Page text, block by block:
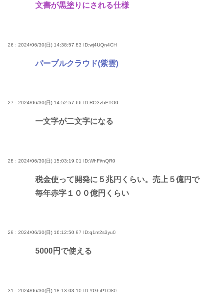
文書が黒塗りにされる仕様
26 : 2024/06/30(日) 14:38:57.83 ID:wj4UQn4CH
パープルクラウド(紫雲)
27 : 2024/06/30(日) 14:52:57.66 ID:RO3zhETO0
一文字が二文字になる
28 : 2024/06/30(日) 15:03:19.01 ID:WhFi/nQR0
税金使って開発に５兆円くらい。売上５億円で
毎年赤字１００億円くらい
29 : 2024/06/30(日) 16:12:50.97 ID:q1m2s3yu0
5000円で使える
31 : 2024/06/30(日) 18:13:03.10 ID:YGhiP1O80